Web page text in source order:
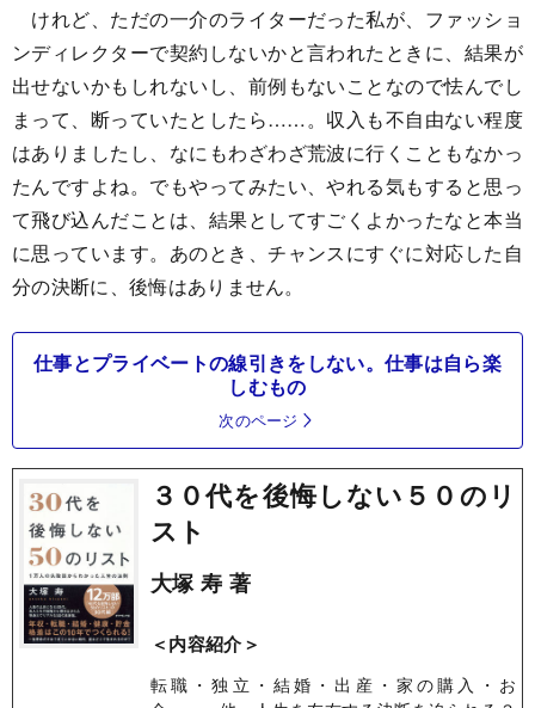
けれど、ただの一介のライターだった私が、ファッショ
ンディレクターで契約しないかと言われたときに、結果が
出せないかもしれないし、前例もないことなので怯んでし
まって、断っていたとしたら……。収入も不自由ない程度
はありましたし、なにもわざわざ荒波に行くこともなかっ
たんですよね。でもやってみたい、やれる気もすると思っ
て飛び込んだことは、結果としてすごくよかったなと本当
に思っています。あのとき、チャンスにすぐに対応した自
分の決断に、後悔はありません。
仕事とプライベートの線引きをしない。仕事は自ら楽
しむもの
次のページ
３０代を後悔しない５０のリ
スト
大塚 寿 著
＜内容紹介＞
転職・独立・結婚・出産・家の購入・お